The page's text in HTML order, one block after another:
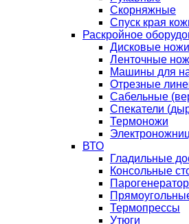
Скорняжные
Спуск края
Раскройное
Дисковые ножи
Ленточные
Машины для
Отрезные
Сабельные
Спекатели
Термоножи
ВТО
Гладильные
Консольные
Термопрессы
Утюги